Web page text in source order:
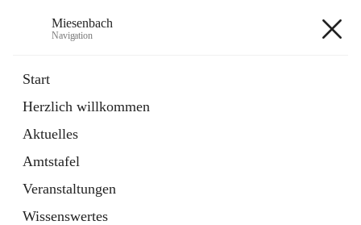
Miesenbach
Navigation
Start
Herzlich willkommen
Aktuelles
Amtstafel
Veranstaltungen
Wissenswertes
Externe Webseite
in
Tab
Region Schneebergland
Externe Webseite
öffnet
in
neuem
Tab